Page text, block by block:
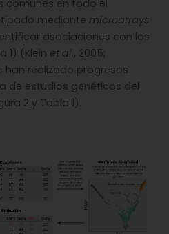
comunes en todo el
mediante microarrays
asociaciones con los
1) (Klein et al. , 2005;
han realizado progresos
de estudios genéticos del
2 y Tabla 1).